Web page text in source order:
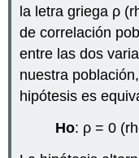
la letra griega ρ
de correlación
entre las dos
nuestra
hipótesis es
Ho: ρ = 0